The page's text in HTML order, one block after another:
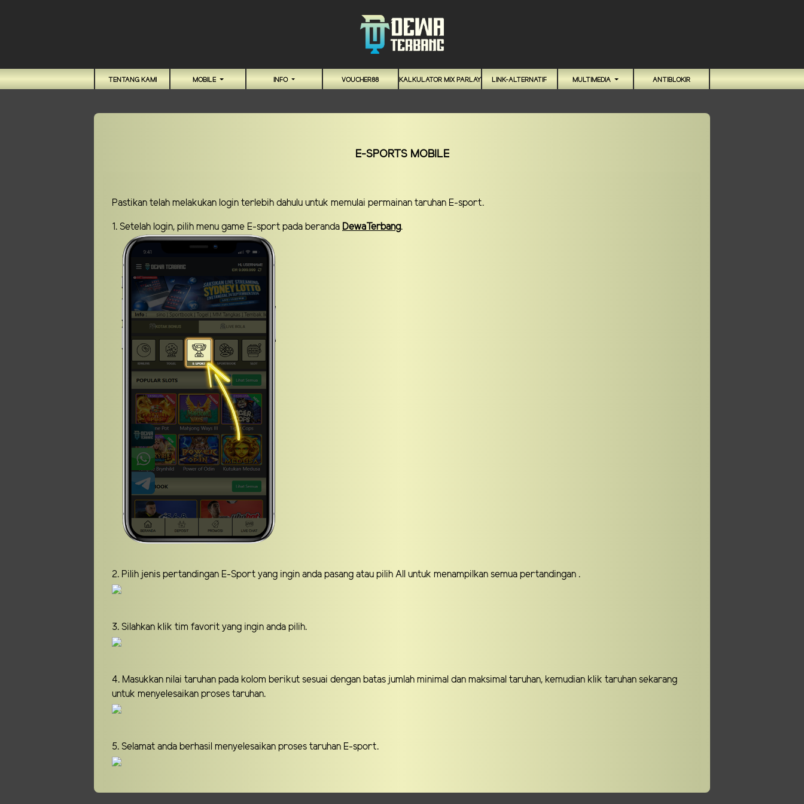
TENTANG KAMI MOBILE INFO VOUCHER88 KALKULATOR MIX PARLAY LINK-ALTERNATIF MULTIMEDIA ANTIBLOKIR
E-SPORTS MOBILE
Pastikan telah melakukan login terlebih dahulu untuk memulai permainan taruhan E-sport.
1. Setelah login, pilih menu game E-sport pada beranda DewaTerbang.
2. Pilih jenis pertandingan E-Sport yang ingin anda pasang atau pilih All untuk menampilkan semua pertandingan .
3. Silahkan klik tim favorit yang ingin anda pilih.
4. Masukkan nilai taruhan pada kolom berikut sesuai dengan batas jumlah minimal dan maksimal taruhan, kemudian klik taruhan sekarang
untuk menyelesaikan proses taruhan.
5. Selamat anda berhasil menyelesaikan proses taruhan E-sport.